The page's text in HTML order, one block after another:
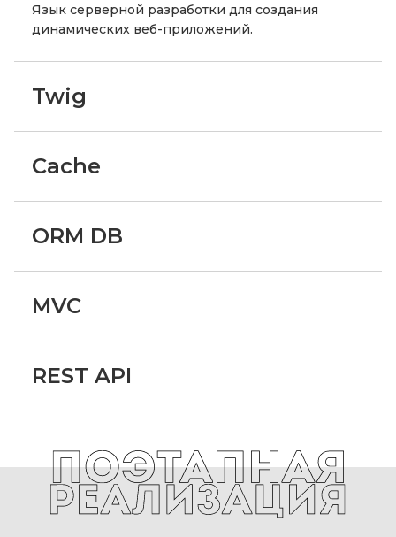
Язык серверной разработки для создания
динамических веб-приложений.
Twig
Cache
ORM DB
MVC
REST API